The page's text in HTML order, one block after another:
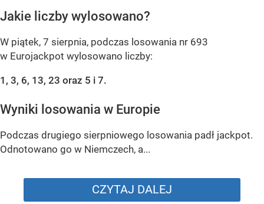
Jakie liczby wylosowano?
W piątek, 7 sierpnia, podczas losowania nr 693
w Eurojackpot wylosowano liczby:
1, 3, 6, 13, 23 oraz 5 i 7.
Wyniki losowania w Europie
Podczas drugiego sierpniowego losowania padł jackpot.
Odnotowano go w Niemczech, a...
CZYTAJ DALEJ